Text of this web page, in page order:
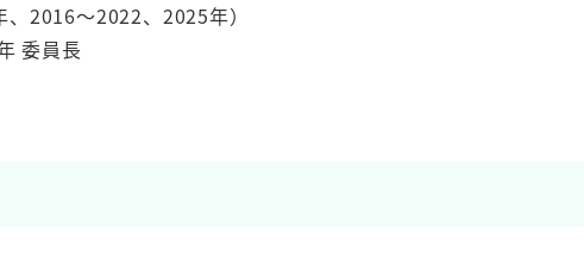
2016～2022、2025年）
委員長